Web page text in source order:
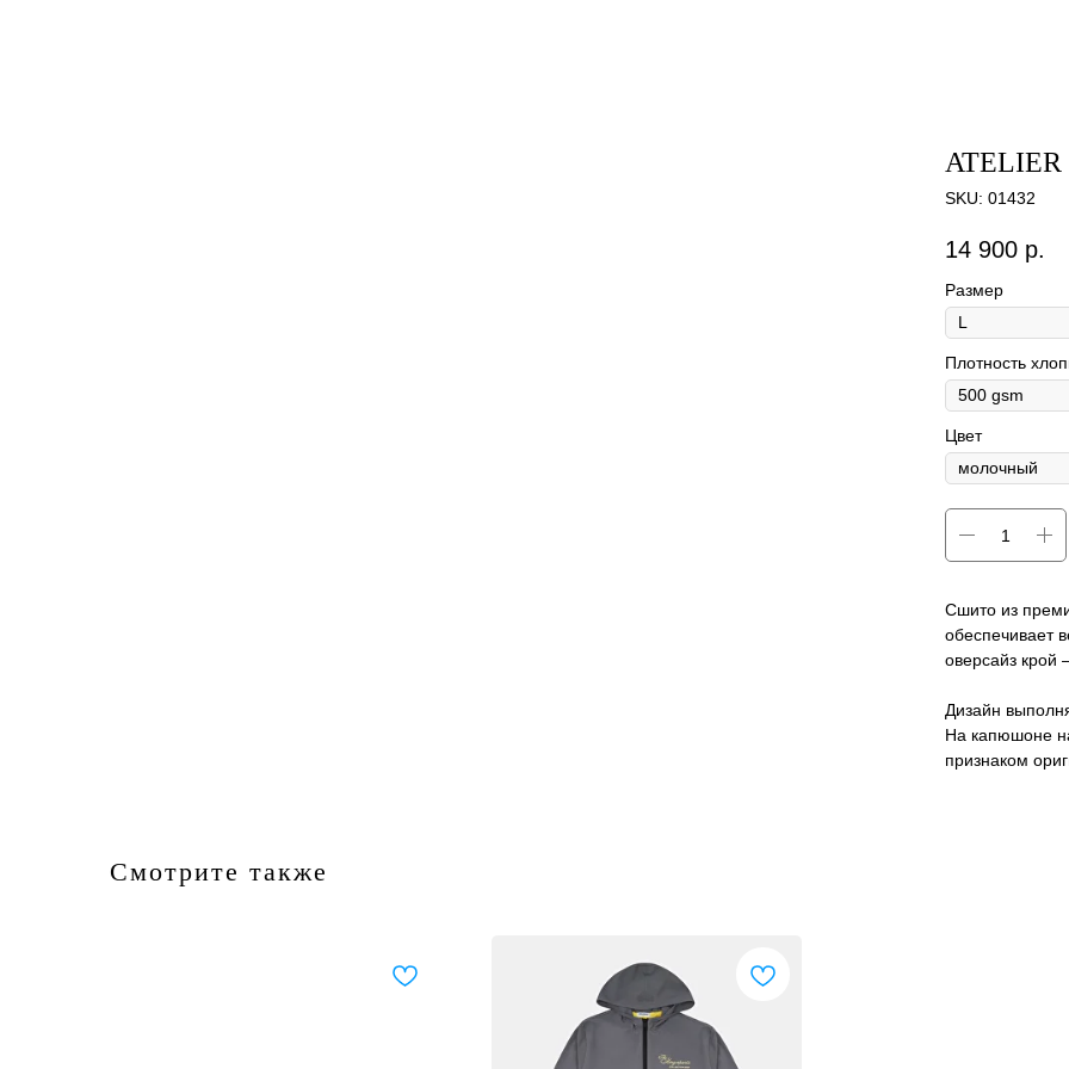
ATELIER
SKU: 01432
14 900 р.
Размер
Плотность
Цвет
Сшито из
обеспечивает
оверсайз крой
Дизайн
На капюшоне
признаком
Смотрите также